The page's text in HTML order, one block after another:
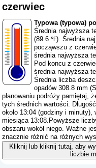
czerwiec
Typowa (typowa)
Średnia najwyższa
(89.6 ℉). Średnia
począwszu z
średnia najwyższa
Pod koncu z
średnia najwyższa
Średnia liczba
opadów 308.8 mm (
planowaniu podróży pamiętaj,
tych średnich wartości.
około 13:04 (godziny i minuty),
miesiąca 13:08.Powyższe
obszaru wokół niego. Ważne
znacznie różnić na różnych
Kliknij lub kliknij tutaj, aby
liczbie